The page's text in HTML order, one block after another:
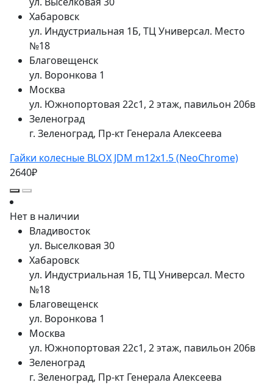
Хабаровск
ул. Индустриальная 1Б, ТЦ Универсал. Место
№18
Благовещенск
ул. Воронкова 1
Москва
ул. Южнопортовая 22с1, 2 этаж, павильон 206в
Зеленоград
г. Зеленоград, Пр-кт Генерала Алексеева
Гайки колесные BLOX JDM m12x1.5 (NeoChrome)
2640₽
Нет в наличии
Владивосток
ул. Выселковая 30
Хабаровск
ул. Индустриальная 1Б, ТЦ Универсал. Место
№18
Благовещенск
ул. Воронкова 1
Москва
ул. Южнопортовая 22с1, 2 этаж, павильон 206в
Зеленоград
г. Зеленоград, Пр-кт Генерала Алексеева